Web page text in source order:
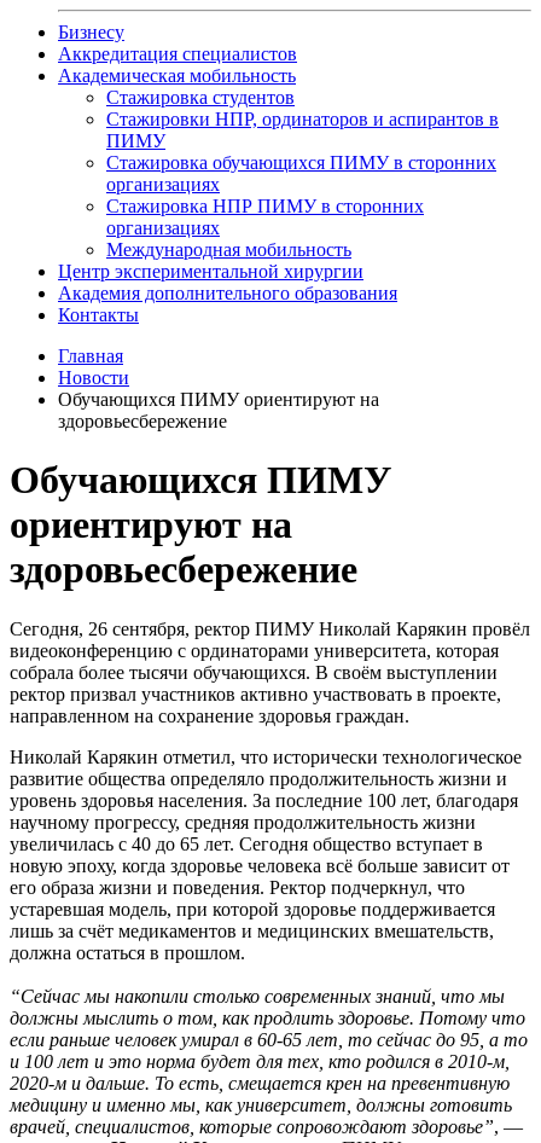
Бизнесу
Аккредитация специалистов
Академическая мобильность
Стажировка студентов
Стажировки НПР, ординаторов и аспирантов в
ПИМУ
Стажировка обучающихся ПИМУ в сторонних
организациях
Стажировка НПР ПИМУ в сторонних
организациях
Международная мобильность
Центр экспериментальной хирургии
Академия дополнительного образования
Контакты
Главная
Новости
Обучающихся ПИМУ ориентируют на
здоровьесбережение
Обучающихся ПИМУ
ориентируют на
здоровьесбережение
Сегодня, 26 сентября, ректор ПИМУ Николай Карякин провёл
видеоконференцию с ординаторами университета, которая
собрала более тысячи обучающихся. В своём выступлении
ректор призвал участников активно участвовать в проекте,
направленном на сохранение здоровья граждан.
Николай Карякин отметил, что исторически технологическое
развитие общества определяло продолжительность жизни и
уровень здоровья населения. За последние 100 лет, благодаря
научному прогрессу, средняя продолжительность жизни
увеличилась с 40 до 65 лет. Сегодня общество вступает в
новую эпоху, когда здоровье человека всё больше зависит от
его образа жизни и поведения. Ректор подчеркнул, что
устаревшая модель, при которой здоровье поддерживается
лишь за счёт медикаментов и медицинских вмешательств,
должна остаться в прошлом.
“Сейчас мы накопили столько современных знаний, что мы
должны мыслить о том, как продлить здоровье. Потому что
если раньше человек умирал в 60-65 лет, то сейчас до 95, а то
и 100 лет и это норма будет для тех, кто родился в 2010-м,
2020-м и дальше. То есть, смещается крен на превентивную
медицину и именно мы, как университет, должны готовить
врачей, специалистов, которые сопровождают здоровье”, —